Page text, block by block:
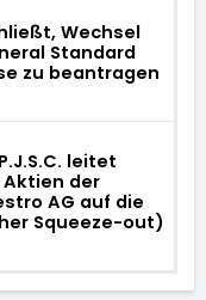
Wechsel
Standard
zu beantragen
leitet
der
AG auf die
Squeeze-out)